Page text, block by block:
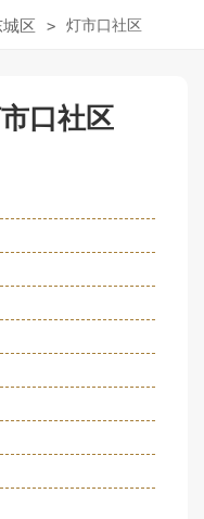
城区 > 灯市口社区
口社区